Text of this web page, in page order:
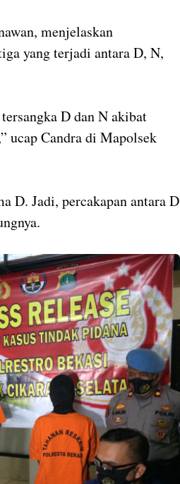
menjelaskan
yang terjadi antara D, N,
D dan N akibat
ucap Candra di Mapolsek
D. Jadi, percakapan antara D